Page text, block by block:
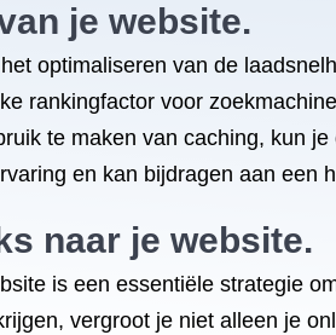
je website.
optimaliseren van de
rankingfactor voor
te maken van caching, kun
en kan bijdragen aan een
naar je website.
is een essentiële strategie
vergroot je niet alleen je